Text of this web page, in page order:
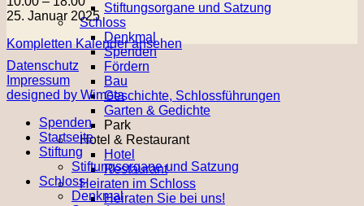
Stiftungsorgane und Satzung
Schloss
Denkmal
Spenden
Fördern
Bau
Geschichte, Schlossführungen
Garten & Gedichte
Park
Hotel & Restaurant
Hotel
Restaurant
Heiraten im Schloss
Heiraten Sie bei uns!
25. Januar 2025
Kompletten Kalender ansehen
Datenschutz
Impressum
designed by Wimeta
Spenden
Startseite
Stiftung
Stiftungsorgane und Satzung
Schloss
Denkmal